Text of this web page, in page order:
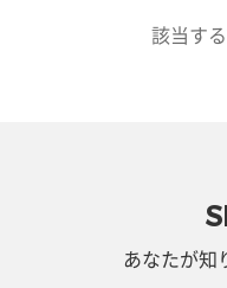
該当す
あなたが知